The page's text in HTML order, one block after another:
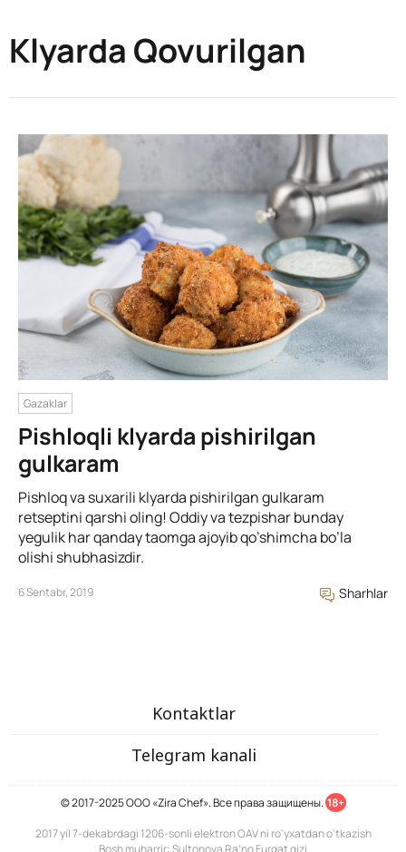
Klyarda Qovurilgan
Gazaklar
Pishloqli klyarda pishirilgan
gulkaram
Pishloq va suxarili klyarda pishirilgan gulkaram
retseptini qarshi oling! Oddiy va tezpishar bunday
yegulik har qanday taomga ajoyib qo’shimcha bo’la
olishi shubhasizdir.
6 Sentabr, 2019 Sharhlar
Kontaktlar
Telegram kanali
© 2017-2025 ООО «Zira Chef». Все права защищены. 18+
2017 yil 7-dekabrdagi 1206-sonli elektron OAV ni ro'yxatdan o'tkazish
Bosh muharrir: Sultonova Ra’no Furqat qizi